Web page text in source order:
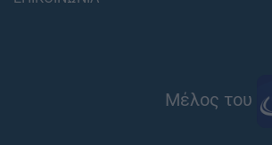
Μέλος του